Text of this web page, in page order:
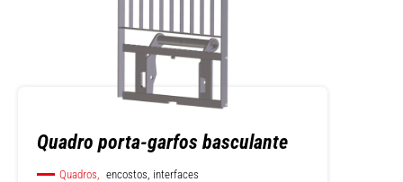
Quadro porta-garfos basculante
Quadros, encostos, interfaces